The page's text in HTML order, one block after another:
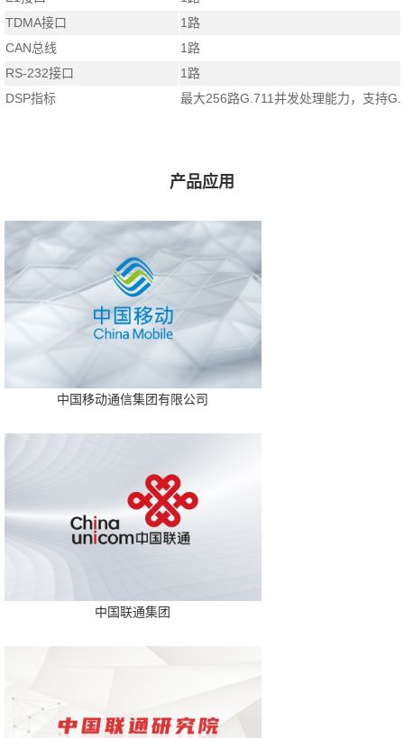
TDMA接口
1路
CAN总线
1路
RS-232接口
1路
DSP指标
最大256路G.711并发处理能力，支持
产品应用
中国移动通信集团有限公司
中国联通集团